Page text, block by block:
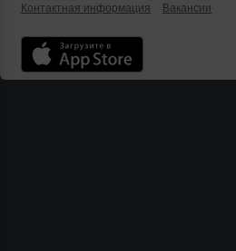
Контактная информация
Вакансии